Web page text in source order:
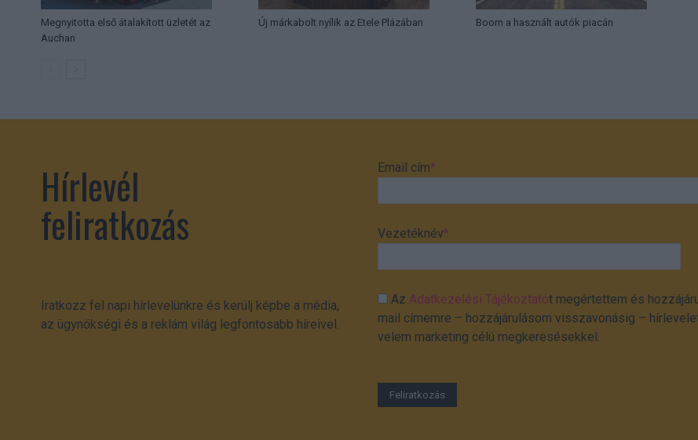
Megnyitotta első átalakított üzletét az
Auchan
Új márkabolt nyílik az Etele Plázában Boom a használt autók piacán
Hírlevél
feliratkozás
Iratkozz fel napi hírlevelünkre és kerülj képbe a média,
az ügynökségi és a reklám világ legfontosabb híreivel.
Email cím*
Vezetéknév*
AzAdatkezelési Tájékoztatót megértettem és
mail címemre – hozzájárulásom visszavonásig –
velem marketing célú megkeresésekkel.